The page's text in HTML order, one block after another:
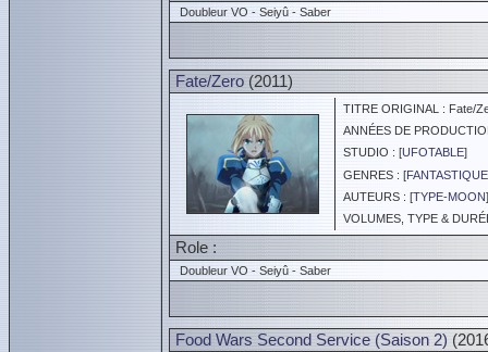
Doubleur VO - Seiyû - Saber
Fate/Zero (2011)
TITRE ORIGINAL : Fate/
ANNÉES DE
STUDIO : [UFOTABLE]
GENRES : [
AUTEURS : [TYPE-MOON
VOLUMES, TYPE &
Role :
Doubleur VO - Seiyû - Saber
Food Wars Second Service (Saison 2)